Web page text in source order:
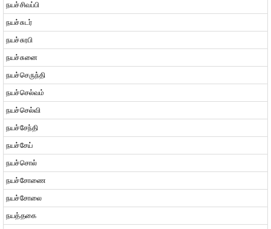
நயச்சிவப்பி
நயச்சுடர்
நயச்சுரபி
நயச்சுனை
நயச்செருந்தி
நயச்செல்வம்
நயச்செல்வி
நயச்சேந்தி
நயச்சேய்
நயச்சொல்
நயச்சோணை
நயச்சோலை
நயத்தகை